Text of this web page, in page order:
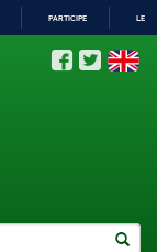
PARTICIPE